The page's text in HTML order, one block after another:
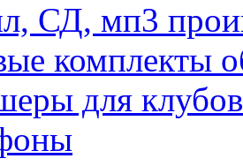
СД, мп3
комплекты
для клубов